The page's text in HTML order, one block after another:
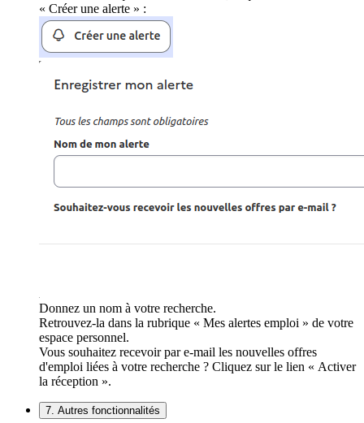
« Créer une alerte » :
Donnez un nom à votre recherche.
Retrouvez-la dans la rubrique « Mes alertes emploi » de votre
espace personnel.
Vous souhaitez recevoir par e-mail les nouvelles offres
d'emploi liées à votre recherche ? Cliquez sur le lien « Activer
la réception ».
7. Autres fonctionnalités